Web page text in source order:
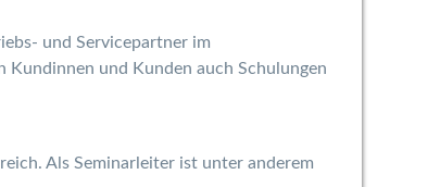
und Servicepartner im
Kundinnen und Kunden auch Schulungen
Als Seminarleiter ist unter anderem